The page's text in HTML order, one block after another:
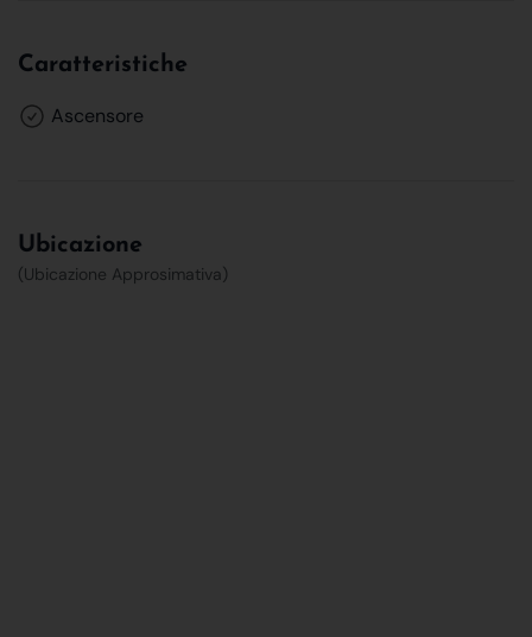
Caratteristiche
Ascensore
Ubicazione
(Ubicazione Approsimativa)